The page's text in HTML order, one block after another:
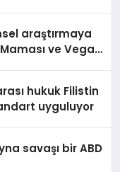
araştırmaya
ve Vegan
hukuk Filistin
uyguluyor
savaşı bir ABD